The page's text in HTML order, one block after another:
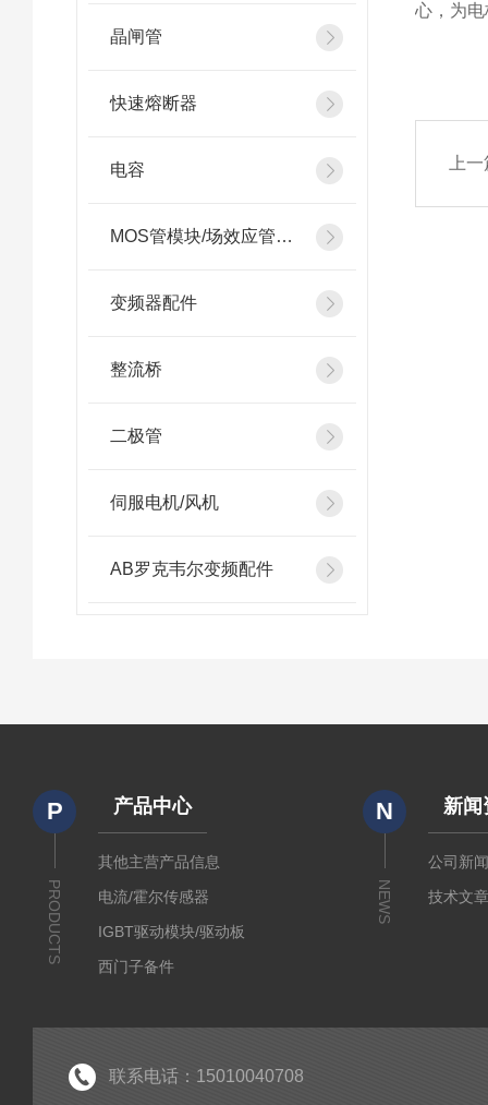
晶闸管
快速熔断器
电容
MOS管模块/场效应管模块
变频器配件
整流桥
二极管
伺服电机/风机
AB罗克韦尔变频配件
心，为
上
P
PRODUCTS
产品中心
其他主营产品信息
电流/霍尔传感器
IGBT驱动模块/驱动板
西门子备件
PIM集成功率模块
N
NEWS
新闻
公司新
技术文
联系电话：15010040708